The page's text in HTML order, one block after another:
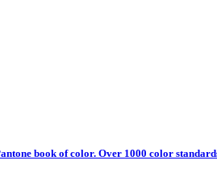
book of color. Over 1000 color